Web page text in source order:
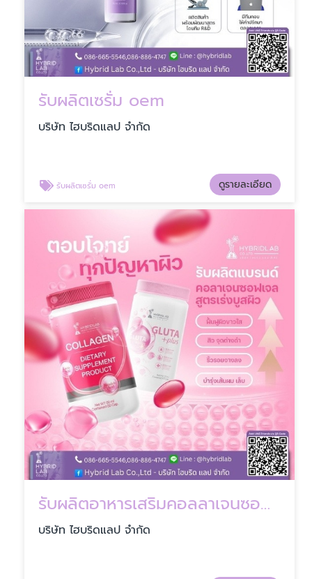
รับผลิตเซรั่ม oem
บริษัท ไฮบริดแลป จำกัด
รับผลิตเซรั่ม oem ดูรายละเอียด
รับผลิตอาหารเสริมคอลลาเจนซอฟเจล OEM
บริษัท ไฮบริดแลป จำกัด